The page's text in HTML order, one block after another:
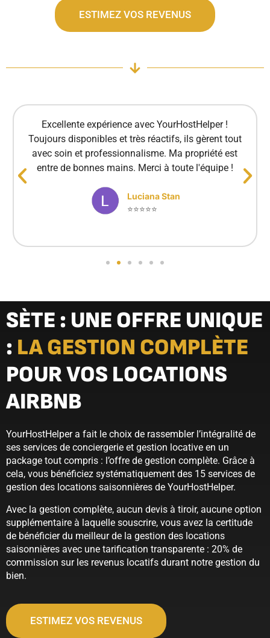
ESTIMEZ VOS REVENUS
Excellente expérience avec YourHostHelper !
Toujours disponibles et très réactifs, ils gèrent tout
avec soin et professionnalisme. Ma propriété est
entre de bonnes mains. Merci à toute l'équipe !
Luciana Stan
⭐⭐⭐⭐⭐
SÈTE : UNE OFFRE UNIQUE
: LA GESTION COMPLÈTE
POUR VOS LOCATIONS
AIRBNB
YourHostHelper a fait le choix de rassembler l’intégralité de
ses services de conciergerie et gestion locative en un
package tout compris : l’offre de gestion complète. Grâce à
cela, vous bénéficiez systématiquement des 15 services de
gestion des locations saisonnières de YourHostHelper.
Avec la gestion complète, aucun devis à tiroir, aucune option
supplémentaire à laquelle souscrire, vous avez la certitude
de bénéficier du meilleur de la gestion des locations
saisonnières avec une tarification transparente : 20% de
commission sur les revenus locatifs durant notre gestion du
bien.
ESTIMEZ VOS REVENUS